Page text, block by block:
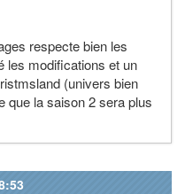
respecte bien les
les modifications et un
(univers bien
que la saison 2 sera plus